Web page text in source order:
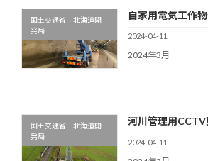
国土交通省 北海道開
発局
自家用電気工作
2024-04-11
2024年3月
国土交通省 北海道開
発局
河川管理用
2024-04-11